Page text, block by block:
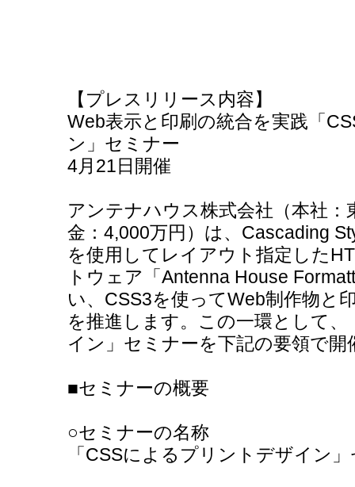
【プレスリリース内容】
Web表示と印刷の統合を実践「
ン」セミナー
4月21日開催
アンテナハウス株式会社（本社：
金：4,000万円）は、Cascading
を使用してレイアウト指定した
トウェア「Antenna House
い、CSS3を使ってWeb制作物と
を推進します。この一環として
イン」セミナーを下記の要領で開
■セミナーの概要
○セミナーの名称
「CSSによるプリントデザイン